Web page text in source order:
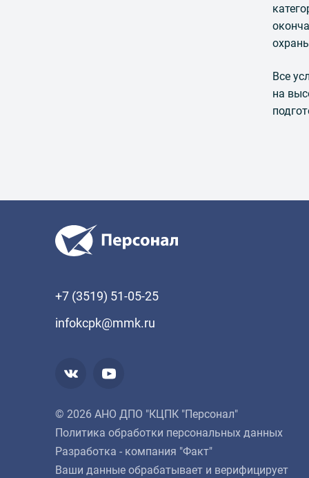
Все
на
+7 (3519) 51-05-25
infokcpk@mmk.ru
© 2026 АНО ДПО "КЦПК "Персонал"
Политика обработки персональных данных
Разработка - компания "Факт"
Ваши данные обрабатывает и верифицирует